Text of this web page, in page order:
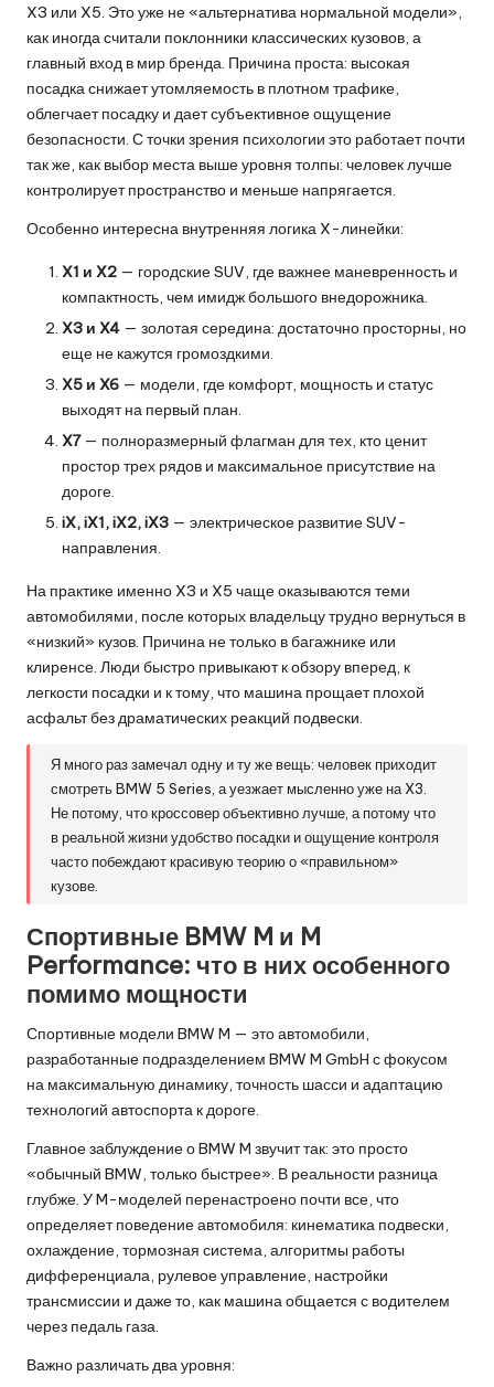
X3 или X5. Это уже не «альтернатива нормальной модели»,
как иногда считали поклонники классических кузовов, а
главный вход в мир бренда. Причина проста: высокая
посадка снижает утомляемость в плотном трафике,
облегчает посадку и дает субъективное ощущение
безопасности. С точки зрения психологии это работает почти
так же, как выбор места выше уровня толпы: человек лучше
контролирует пространство и меньше напрягается.
Особенно интересна внутренняя логика X-линейки:
X1 и X2 — городские SUV, где важнее маневренность и
компактность, чем имидж большого внедорожника.
X3 и X4 — золотая середина: достаточно просторны, но
еще не кажутся громоздкими.
X5 и X6 — модели, где комфорт, мощность и статус
выходят на первый план.
X7— полноразмерный флагман для тех, кто ценит
простор трех рядов и максимальное присутствие на
дороге.
iX, iX1, iX2, iX3 — электрическое развитие SUV-
направления.
На практике именно X3 и X5 чаще оказываются теми
автомобилями, после которых владельцу трудно вернуться в
«низкий» кузов. Причина не только в багажнике или
клиренсе. Люди быстро привыкают к обзору вперед, к
легкости посадки и к тому, что машина прощает плохой
асфальт без драматических реакций подвески.
Я много раз замечал одну и ту же вещь: человек приходит
смотреть BMW 5 Series, а уезжает мысленно уже на X3.
Не потому, что кроссовер объективно лучше, а потому что
в реальной жизни удобство посадки и ощущение контроля
часто побеждают красивую теорию о «правильном»
кузове.
Спортивные BMW M и M
Performance: что в них особенного
помимо мощности
Спортивные модели BMW M — это автомобили,
разработанные подразделением BMW M GmbH с фокусом
на максимальную динамику, точность шасси и адаптацию
технологий автоспорта к дороге.
Главное заблуждение о BMW M звучит так: это просто
«обычный BMW, только быстрее». В реальности разница
глубже. У M-моделей перенастроено почти все, что
определяет поведение автомобиля: кинематика подвески,
охлаждение, тормозная система, алгоритмы работы
дифференциала, рулевое управление, настройки
трансмиссии и даже то, как машина общается с водителем
через педаль газа.
Важно различать два уровня: